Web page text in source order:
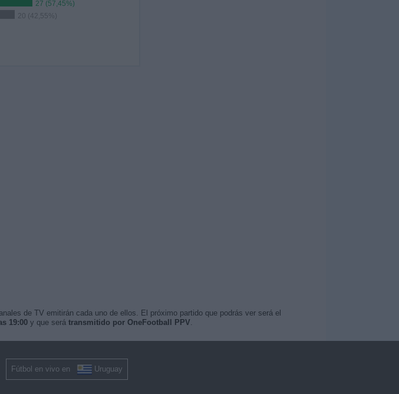
27 (57,45%)
20 (42,55%)
de TV emitirán cada uno de ellos. El próximo partido que podrás ver será el
19:00y que será transmitido por OneFootball PPV.
Fútbol en vivo en Uruguay